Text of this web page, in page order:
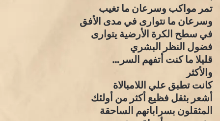
تمر مواكب وسرعان ما تغيب
وسرعان ما نتوارى في مدى الأفق
في سطح الكرة الأرضية يتوارى
فضول النظر البشري
قليلا ما كنت أتفهم السر…
والأكثر
كانت تطبق علي اللامبالاة
أشعر بثقل فظيع أكثر من أولئك
المثقلون بسراباتهم الساحقة